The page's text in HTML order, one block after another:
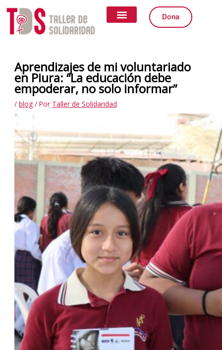
al
contenido
Dona
Aprendizajes de mi voluntariado
en Piura: “La educación debe
empoderar, no solo informar”
/blog / Por Taller de Solidaridad